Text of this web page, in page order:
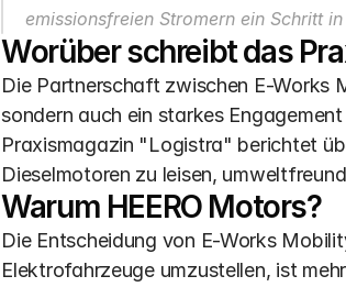
emissionsfreien Stromern ein Schritt
Worüber schreibt das
Die Partnerschaft zwischen E-Works
sondern auch ein starkes
Praxismagazin "Logistra" berichtet
Dieselmotoren zu leisen,
Warum HEERO Motors?
Die Entscheidung von E-Works
Elektrofahrzeuge umzustellen, ist